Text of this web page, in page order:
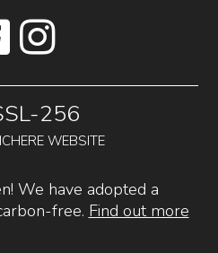
256
WEBSITE
We have adopted a
free. Find out more